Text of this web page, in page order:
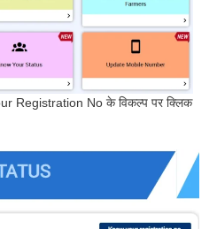
Registration No के विकल्प पर क्लिक